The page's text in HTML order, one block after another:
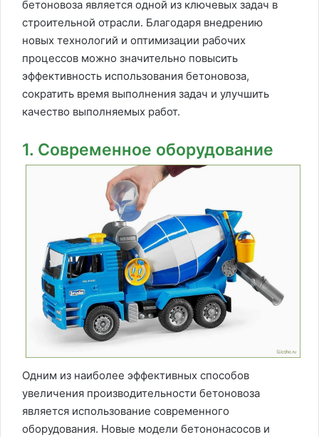
бетоновоза является одной из ключевых задач в
строительной отрасли. Благодаря внедрению
новых технологий и оптимизации рабочих
процессов можно значительно повысить
эффективность использования бетоновоза,
сократить время выполнения задач и улучшить
качество выполняемых работ.
1. Современное оборудование
Одним из наиболее эффективных способов
увеличения производительности бетоновоза
является использование современного
оборудования. Новые модели бетононасосов и